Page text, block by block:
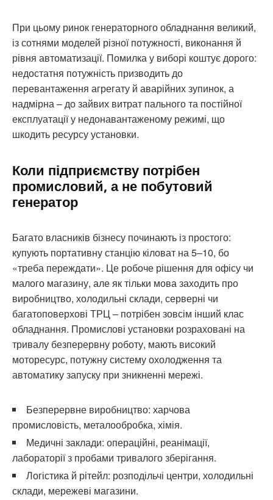
При цьому ринок генераторного обладнання великий,
із сотнями моделей різної потужності, виконання й
рівня автоматизації. Помилка у виборі коштує дорого:
недостатня потужність призводить до
перевантаження агрегату й аварійних зупинок, а
надмірна – до зайвих витрат пального та постійної
експлуатації у недонавантаженому режимі, що
шкодить ресурсу установки.
Коли підприємству потрібен
промисловий, а не побутовий
генератор
Багато власників бізнесу починають із простого:
купують портативну станцію кіловат на 5–10, бо
«треба переждати». Це робоче рішення для офісу чи
малого магазину, але як тільки мова заходить про
виробництво, холодильні склади, серверні чи
багатоповерхові ТРЦ – потрібен зовсім інший клас
обладнання. Промислові установки розраховані на
тривалу безперервну роботу, мають високий
моторесурс, потужну систему охолодження та
автоматику запуску при зникненні мережі.
Безперервне виробництво: харчова
промисловість, металообробка, хімія.
Медичні заклади: операційні, реанімації,
лабораторії з пробами тривалого зберігання.
Логістика й рітейл: розподільчі центри, холодильні
склади, мережеві магазини.